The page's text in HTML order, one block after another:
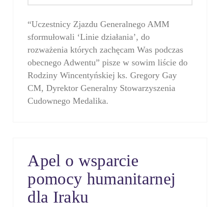
“Uczestnicy Zjazdu Generalnego AMM
sformułowali ‘Linie działania’, do
rozważenia których zachęcam Was podczas
obecnego Adwentu” pisze w sowim liście do
Rodziny Wincentyńskiej ks. Gregory Gay
CM, Dyrektor Generalny Stowarzyszenia
Cudownego Medalika.
Apel o wsparcie
pomocy humanitarnej
dla Iraku